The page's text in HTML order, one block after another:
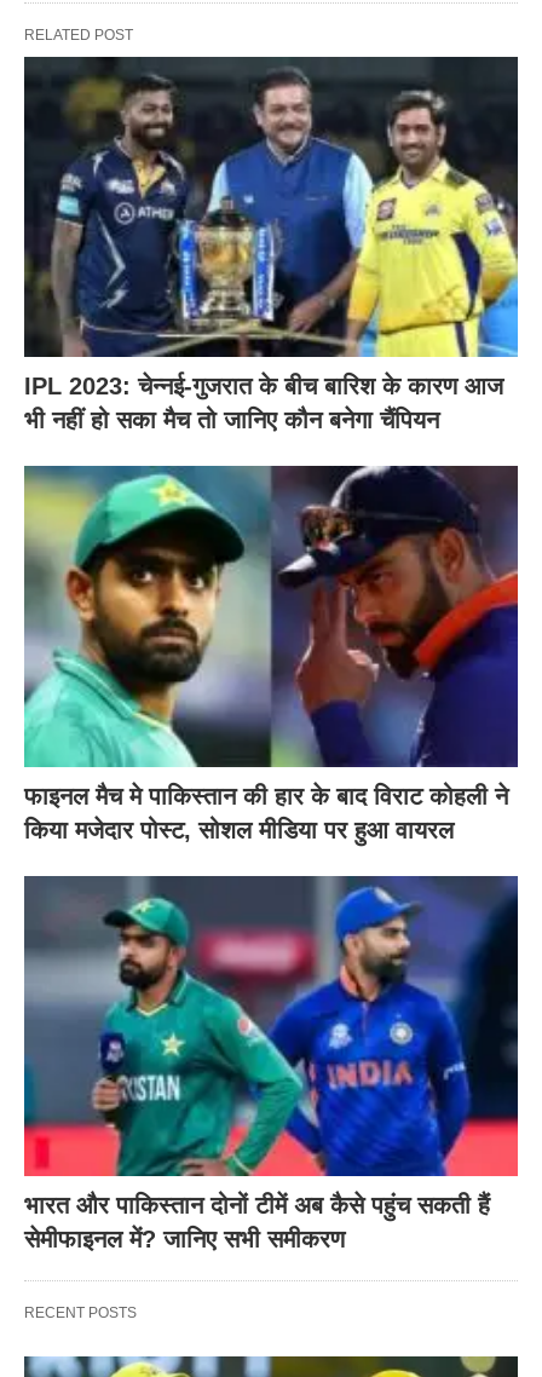
RELATED POST
IPL 2023: चेन्नई-गुजरात के बीच बारिश के कारण आज
भी नहीं हो सका मैच तो जानिए कौन बनेगा चैंपियन
फाइनल मैच मे पाकिस्तान की हार के बाद विराट कोहली ने
किया मजेदार पोस्ट, सोशल मीडिया पर हुआ वायरल
भारत और पाकिस्तान दोनों टीमें अब कैसे पहुंच सकती हैं
सेमीफाइनल में? जानिए सभी समीकरण
RECENT POSTS